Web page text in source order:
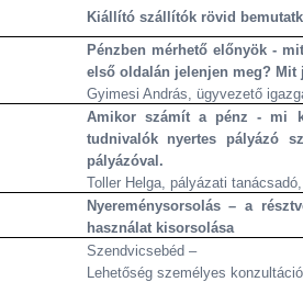
Kiállító szállítók rövid
Pénzben mérhető előnyök -
első oldalán jelenjen meg? Mit
Gyimesi András, ügyvezető
Amikor számít a pénz - mi
tudnivalók nyertes pályázó
pályázóval.
Toller Helga, pályázati
Nyereménysorsolás – a
használat kisorsolása
Szendvicsebéd –
Lehetőség személyes